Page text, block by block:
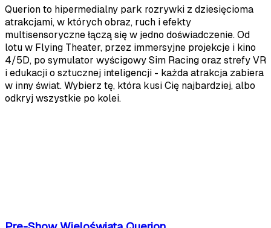
Querion to hipermedialny park rozrywki z dziesięcioma
atrakcjami, w których obraz, ruch i efekty
multisensoryczne łączą się w jedno doświadczenie. Od
lotu w Flying Theater, przez immersyjne projekcje i kino
4/5D, po symulator wyścigowy Sim Racing oraz strefy VR
i edukacji o sztucznej inteligencji - każda atrakcja zabiera
w inny świat. Wybierz tę, która kusi Cię najbardziej, albo
odkryj wszystkie po kolei.